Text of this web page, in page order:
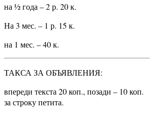
на ½ года – 2 р. 20 к.
На 3 мес. – 1 р. 15 к.
на 1 мес. – 40 к.
ТАКСА ЗА ОБЪЯВЛЕНИЯ:
впереди текста 20 коп., позади – 10 коп.
за строку петита.